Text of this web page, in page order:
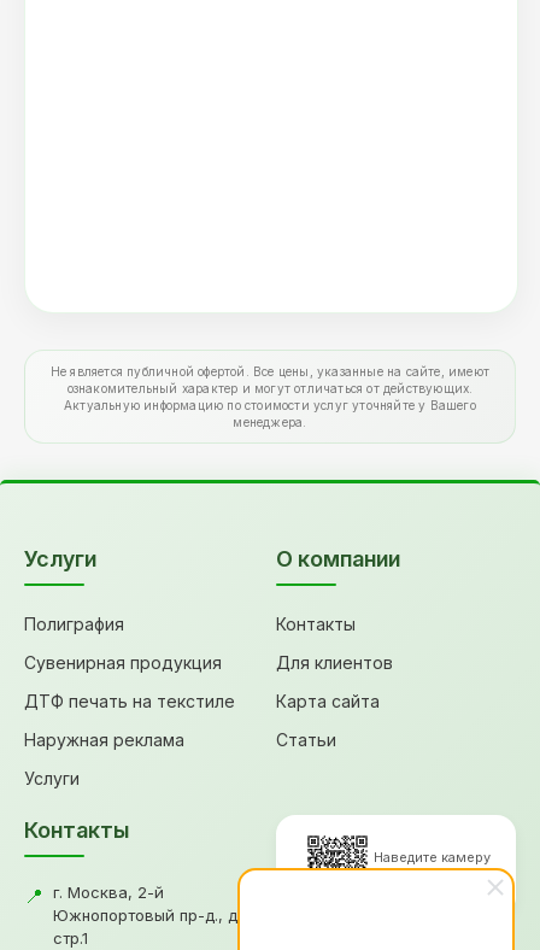
Не является публичной офертой. Все цены, указанные на сайте, имеют
ознакомительный характер и могут отличаться от действующих.
Актуальную информацию по стоимости услуг уточняйте у Вашего
менеджера.
Услуги
Полиграфия
Сувенирная продукция
ДТФ печать на текстиле
Наружная реклама
Услуги
О компании
Контакты
Для клиентов
Карта сайта
Статьи
Контакты
📍
г. Москва, 2-й
Южнопортовый пр-д., д.18,
стр.1
Наведите камеру
для перехода